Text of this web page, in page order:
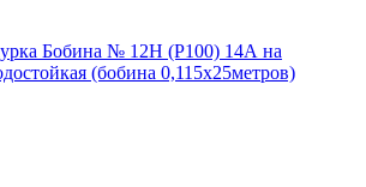
Бобина № 12Н (P100) 14А на
(бобина 0,115х25метров)